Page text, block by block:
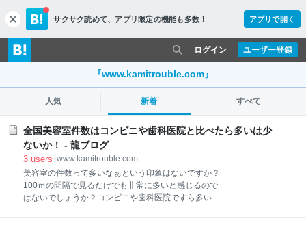
c
l
o
s
サクサク読めて、 アプリ限定の機能も多数！ アプリで開く
ユーザー登録
ログイン
『www.kamitrouble.com』
人気 新着 すべて
全国美容室件数はコンビニや歯科医院と比べたら多いは少
ないか！ - 龍ブログ
3 users www.kamitrouble.com
美容室の件数って多いなぁという印象はないですか？
100ｍの間隔で見るだけでも非常に多いと感じるので
はないでしょうか？コンビニや歯科医院ですら多いと